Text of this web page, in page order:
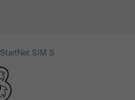
StartNet SIM S